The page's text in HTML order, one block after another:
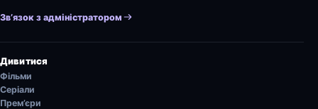
Зв’язок з адміністратором
Дивитися
Фільми
Серіали
Прем’єри